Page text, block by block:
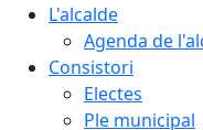
L'alcalde
Agenda de
Consistori
Electes
Ple municipal